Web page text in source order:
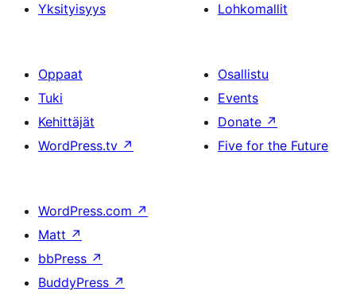
Yksityisyys
Lohkomallit
Oppaat
Tuki
Kehittäjät
WordPress.tv ↗
Osallistu
Events
Donate ↗
Five for the Future
WordPress.com ↗
Matt ↗
bbPress ↗
BuddyPress ↗